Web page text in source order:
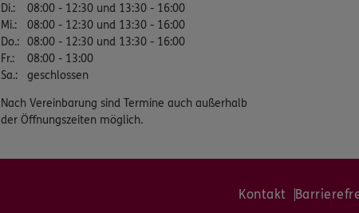
Di.:
08:00 - 12:30 und 13:30 - 16:00
Mi.:
08:00 - 12:30 und 13:30 - 16:00
Do.: 08:00 - 12:30 und 13:30 - 16:00
Fr.:
08:00 - 13:00
Sa.: geschlossen
Nach Vereinbarung sind Termine auch außerhalb
der Öffnungszeiten möglich.
Kontakt